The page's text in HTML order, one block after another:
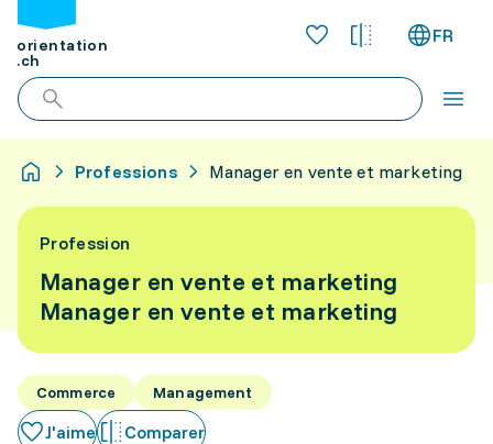
orientation
.ch
FR
Professions Manager en vente et marketing
Profession
Manager en vente et marketing
Manager en vente et marketing
Commerce Management
J'aime Comparer